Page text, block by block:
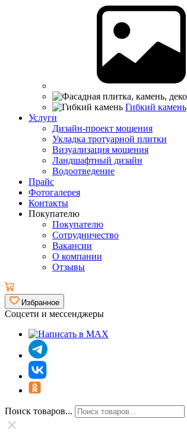
Гибкий камень
Услуги
Дизайн-проект мощения
Укладка тротуарной плитки
Визуализация мощения
Ландшафтный дизайн
Водоотведение
Прайс
Фотогалерея
Контакты
Покупателю
Покупателю
Сотрудничество
Вакансии
О компании
Отзывы
Избранное
Соцсети и мессенджеры
Поиск товаров...